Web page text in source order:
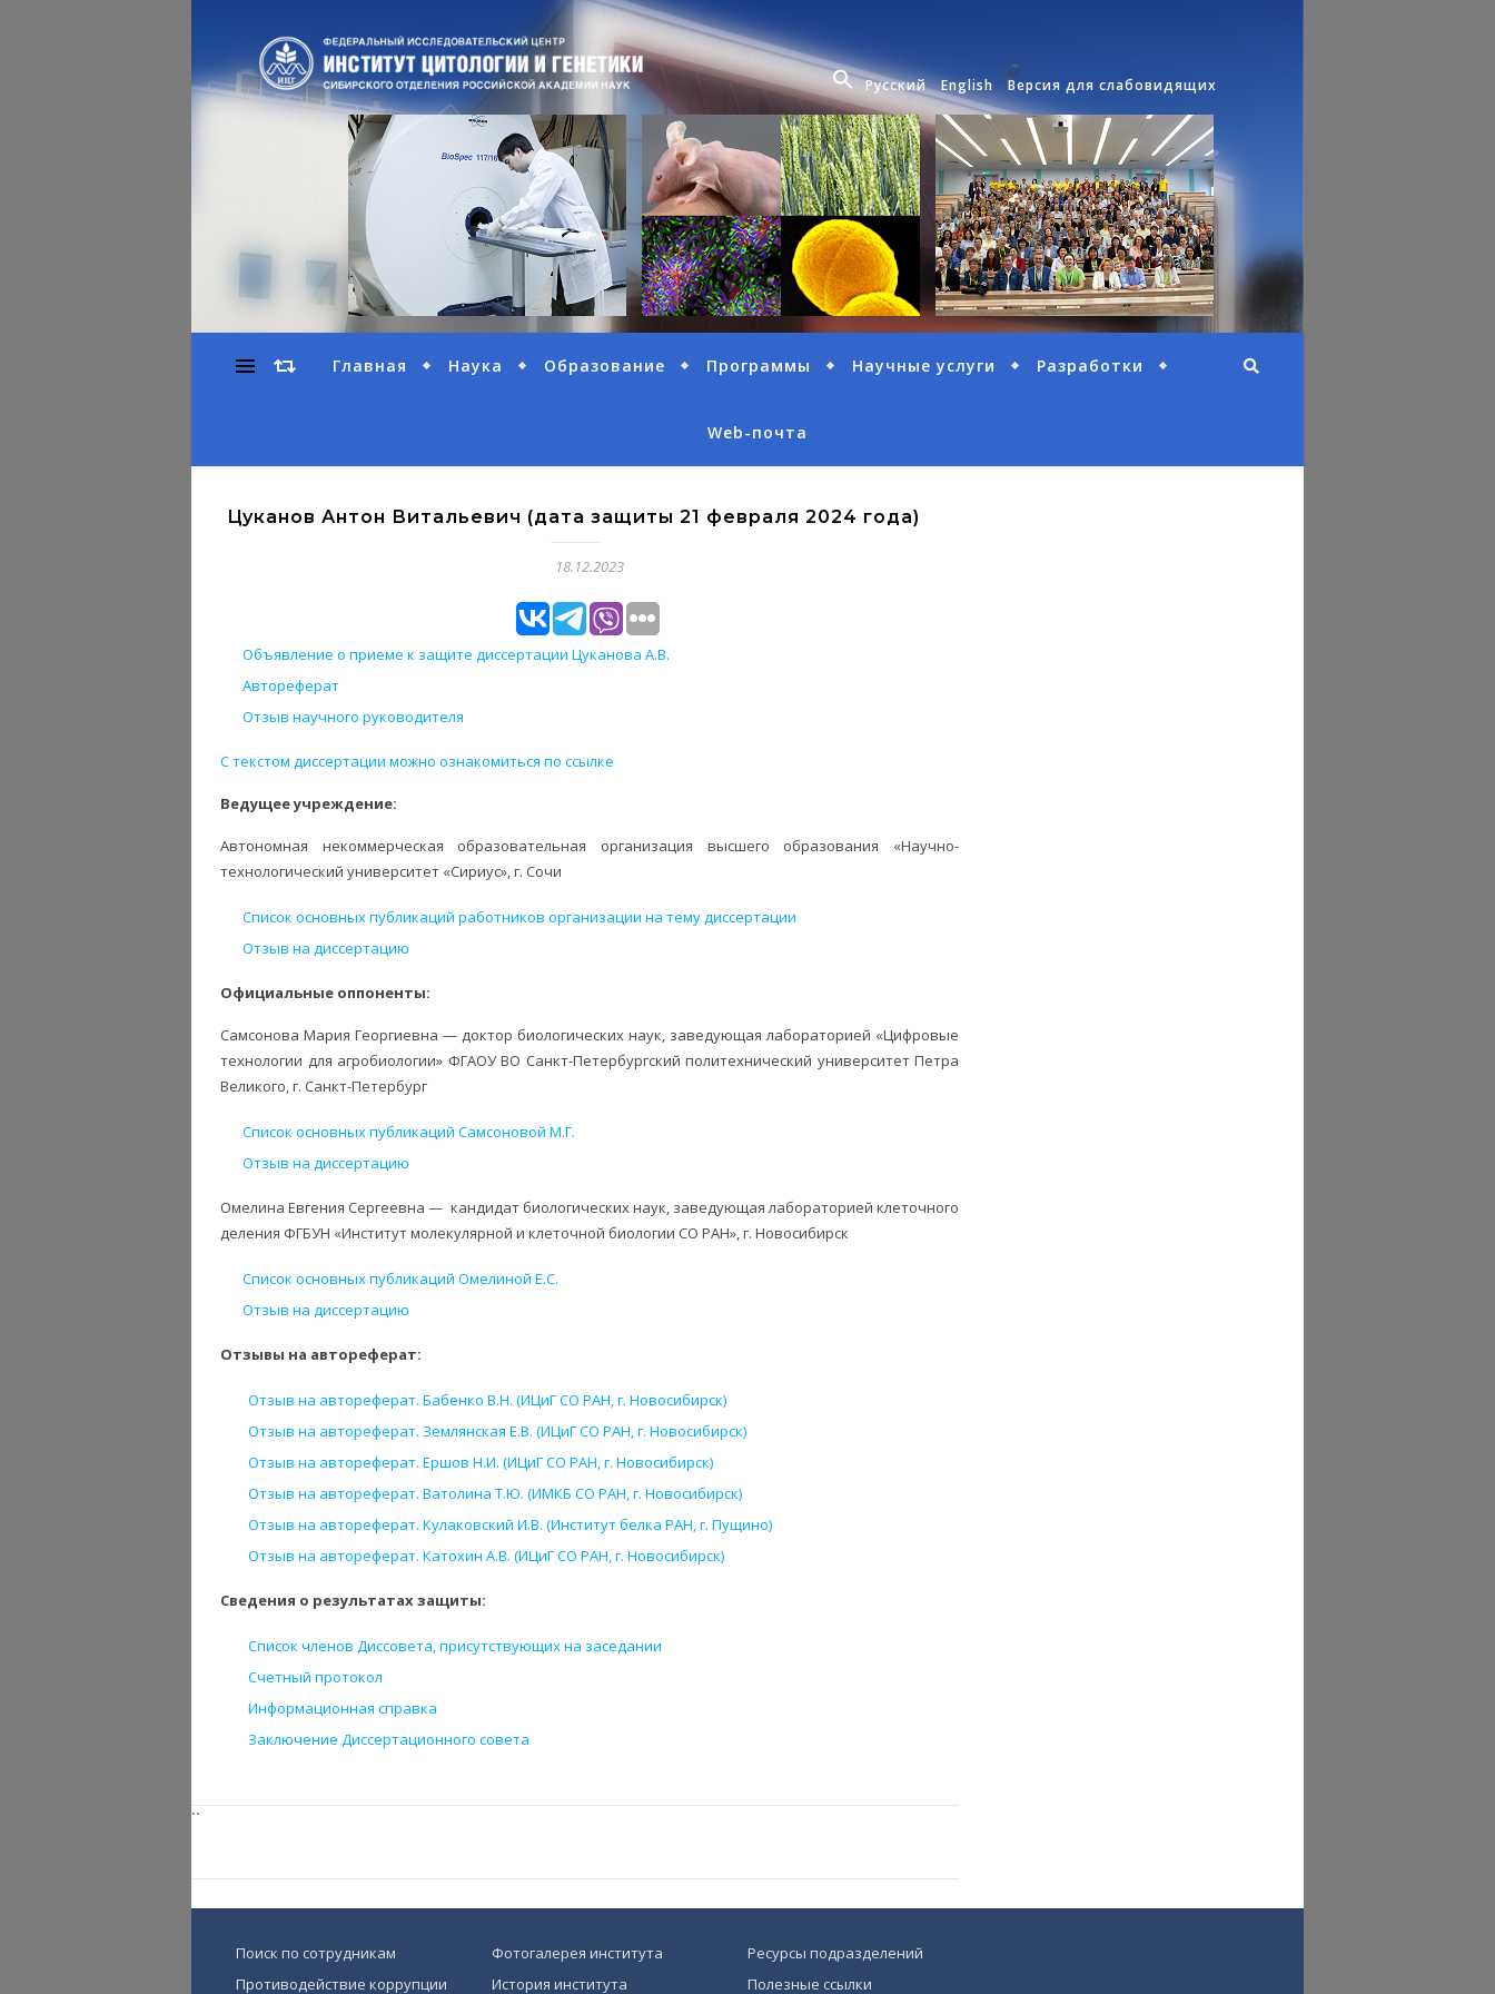
Русский English Версия для слабовидящих
Главная Наука Образование Программы Научные услуги Разработки
Web-почта
Цуканов Антон Витальевич (дата защиты 21 февраля 2024 года)
18.12.2023
Объявление о приеме к защите диссертации Цуканова А.В.
Автореферат
Отзыв научного руководителя
С текстом диссертации можно ознакомиться по ссылке
Ведущее учреждение:
Автономная некоммерческая образовательная организация высшего образования «Научно-
технологический университет «Сириус», г. Сочи
Список основных публикаций работников организации на тему диссертации
Отзыв на диссертацию
Официальные оппоненты:
Самсонова Мария Георгиевна — доктор биологических наук, заведующая лабораторией «Цифровые
технологии для агробиологии» ФГАОУ ВО Санкт-Петербургский политехнический университет Петра
Великого, г. Санкт-Петербург
Список основных публикаций Самсоновой М.Г.
Отзыв на диссертацию
Омелина Евгения Сергеевна — кандидат биологических наук, заведующая лабораторией клеточного
деления ФГБУН «Институт молекулярной и клеточной биологии СО РАН», г. Новосибирск
Список основных публикаций Омелиной Е.С.
Отзыв на диссертацию
Отзывы на автореферат:
Отзыв на автореферат. Бабенко В.Н. (ИЦиГ СО РАН, г. Новосибирск)
Отзыв на автореферат. Землянская Е.В. (ИЦиГ СО РАН, г. Новосибирск)
Отзыв на автореферат. Ершов Н.И. (ИЦиГ СО РАН, г. Новосибирск)
Отзыв на автореферат. Ватолина Т.Ю. (ИМКБ СО РАН, г. Новосибирск)
Отзыв на автореферат. Кулаковский И.В. (Институт белка РАН, г. Пущино)
Отзыв на автореферат. Катохин А.В. (ИЦиГ СО РАН, г. Новосибирск)
Сведения о результатах защиты:
Список членов Диссовета, присутствующих на заседании
Счетный протокол
Информационная справка
Заключение Диссертационного совета
``
Поиск по сотрудникам
Противодействие коррупции
Фотогалерея института
История института
Ресурсы подразделений
Полезные ссылки